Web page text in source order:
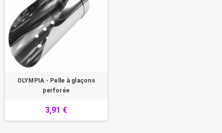
OLYMPIA - Pelle à glaçons
perforée
3,91 €